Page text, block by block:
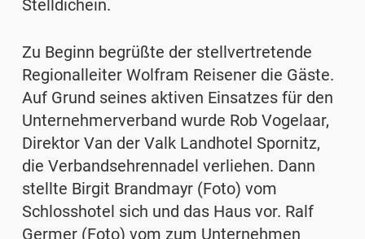
Stelldichein.
Zu Beginn begrüßte der stellvertretende
Regionalleiter Wolfram Reisener die Gäste.
Auf Grund seines aktiven Einsatzes für den
Unternehmerverband wurde Rob Vogelaar,
Direktor Van der Valk Landhotel Spornitz,
die Verbandsehrennadel verliehen. Dann
stellte Birgit Brandmayr (Foto) vom
Schlosshotel sich und das Haus vor. Ralf
Germer (Foto) vom zum Unternehmen